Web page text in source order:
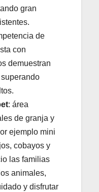
gran
de
con
demuestran
: área
de granja y
ejemplo mini
cobayos y
las familias
animales,
y disfrutar